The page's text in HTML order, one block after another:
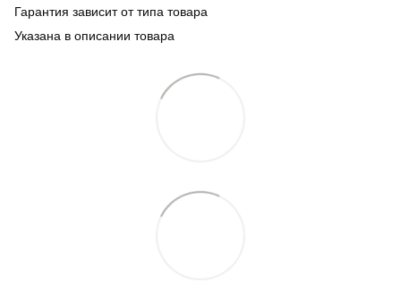
Гарантия зависит от типа товара
Указана в описании товара